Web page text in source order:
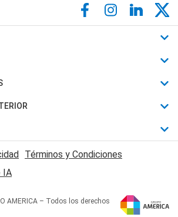
Términos y Condiciones
IA
AMERICA – Todos los derechos